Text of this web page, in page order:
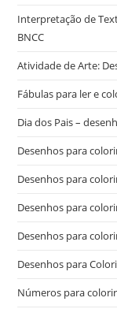
Interpretação de
BNCC
Atividade de Arte:
Fábulas para ler e
Dia dos Pais –
Desenhos para
Desenhos para
Desenhos para
Desenhos para
Desenhos para
Números para colorir